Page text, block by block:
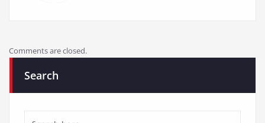
Comments are closed.
Search